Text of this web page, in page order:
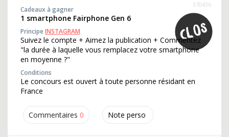
Commentaires 0 Note perso
370436
Cadeaux à gagner
1 smartphone Fairphone Gen 6
PrincipeINSTAGRAM
Suivez le compte + Aimez la publication + Commentez
"la durée à laquelle vous remplacez votre smartphone
en moyenne ?"
Conditions
Le concours est ouvert à toute personne résidant en
France